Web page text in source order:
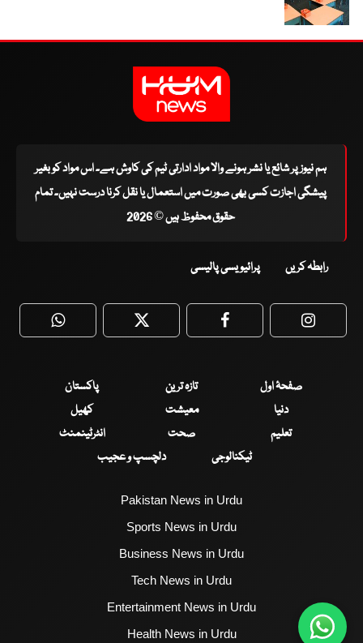
ہم نیوز پر شائع یا نشر ہونے والا مواد ادارتی ٹیم کی کاوش ہے۔ اس مواد کو بغیر
پیشگی اجازت کسی بھی صورت میں استعمال یا نقل کرنا درست نہیں۔ تمام
حقوق محفوظ ہیں © 2026
رابطہ کریں پرائیویسی پالیسی
WhatsApp Twitter Facebook
صفحۂ اول تازہ ترین
پاکستان
دنیا
معیشت
کھیل
تعلیم
صحت
انٹرٹینمنٹ
ٹیکنالوجی
دلچسپ و عجیب
Pakistan News in Urdu
Sports News in Urdu
Business News in Urdu
Tech News in Urdu
Entertainment News in Urdu
Health News in Urdu